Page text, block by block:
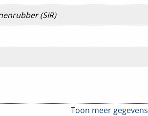
(SIR)
Toon meer gegevens